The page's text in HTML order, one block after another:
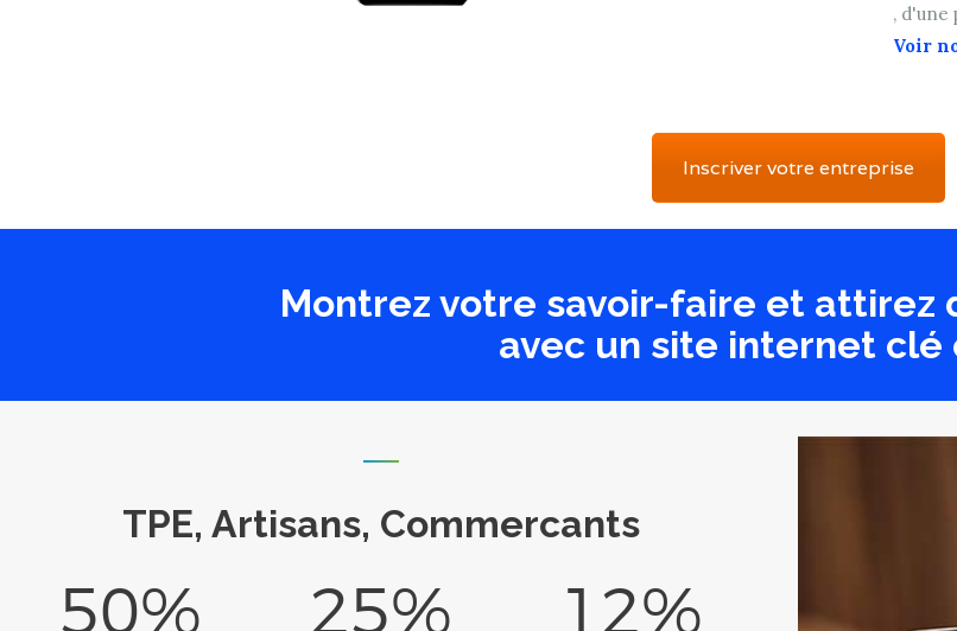
, d'une
Voir
Inscriver votre entreprise
Montrez votre savoir-faire et attirez
avec un site internet clé
TPE, Artisans, Commercants
50% 25% 12%